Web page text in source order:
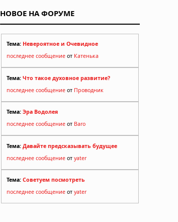
НОВОЕ НА ФОРУМЕ
Тема: Невероятное и Очевидное
последнее сообщение от Катенька
Тема: Что такое духовное развитие?
последнее сообщение от Проводник
Тема: Эра Водолея
последнее сообщение от Baro
Тема: Давайте предсказывать будущее
последнее сообщение от yater
Тема: Советуем посмотреть
последнее сообщение от yater